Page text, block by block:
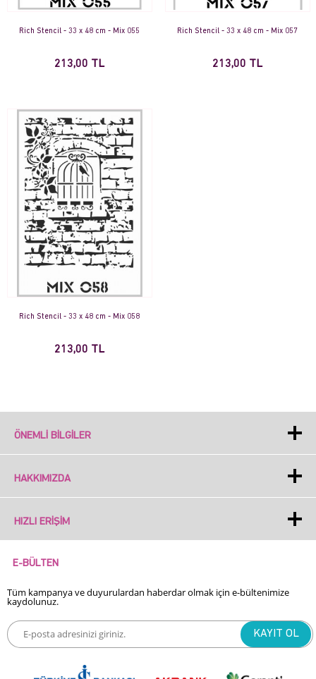
Rich Stencil - 33 x 48 cm - Mix 055
213,00 TL
Rich Stencil - 33 x 48 cm - Mix 057
213,00 TL
Rich Stencil - 33 x 48 cm - Mix 058
213,00 TL
ÖNEMLI BILGILER
HAKKIMIZDA
HIZLI ERIŞIM
E-BÜLTEN
Tüm kampanya ve duyurulardan haberdar olmak için e-bültenimize
kaydolunuz.